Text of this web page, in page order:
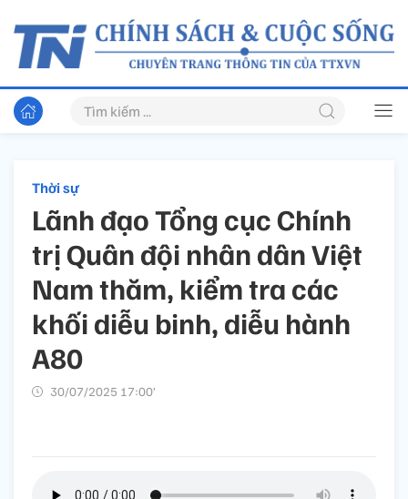
Thời sự
Lãnh đạo Tổng cục Chính
trị Quân đội nhân dân Việt
Nam thăm, kiểm tra các
khối diễu binh, diễu hành
A80
30/07/2025 17:00’